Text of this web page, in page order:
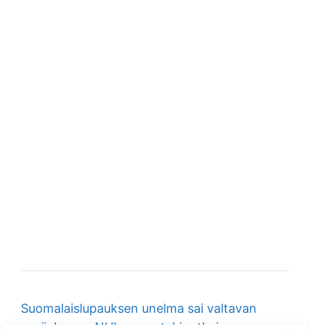
Suomalaislupauksen unelma sai valtavan
sysäyksen – NHL-seura teki ratkaisunsa